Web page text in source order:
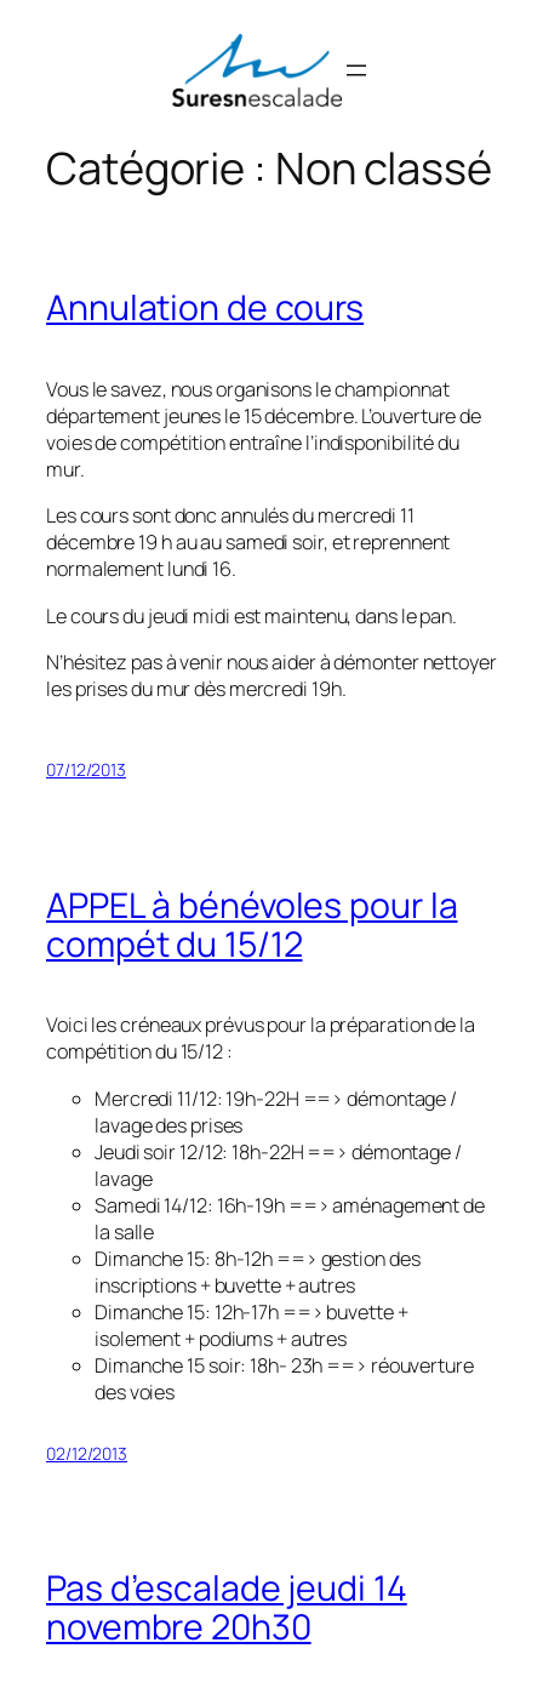
Catégorie : Non classé
Annulation de cours
Vous le savez, nous organisons le championnat
département jeunes le 15 décembre. L’ouverture de
voies de compétition entraîne l’indisponibilité du
mur.
Les cours sont donc annulés du mercredi 11
décembre 19 h au au samedi soir, et reprennent
normalement lundi 16.
Le cours du jeudi midi est maintenu, dans le pan.
N’hésitez pas à venir nous aider à démonter nettoyer
les prises du mur dès mercredi 19h.
07/12/2013
APPEL à bénévoles pour la
compét du 15/12
Voici les créneaux prévus pour la préparation de la
compétition du 15/12 :
Mercredi 11/12: 19h-22H ==> démontage /
lavage des prises
Jeudi soir 12/12: 18h-22H ==> démontage /
lavage
Samedi 14/12: 16h-19h ==> aménagement de
la salle
Dimanche 15: 8h-12h ==> gestion des
inscriptions + buvette + autres
Dimanche 15: 12h-17h ==> buvette +
isolement + podiums + autres
Dimanche 15 soir: 18h- 23h ==> réouverture
des voies
02/12/2013
Pas d’escalade jeudi 14
novembre 20h30